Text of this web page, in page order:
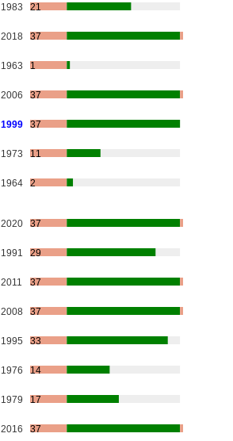
1983 21
2018 37
1963 1
2006 37
1999 37
1973 11
1964 2
2020 37
1991 29
2011 37
2008 37
1995 33
1976 14
1979 17
2016
37